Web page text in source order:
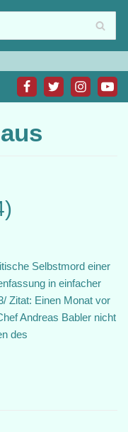
Selbstmord einer
in einfacher
Zitat: Einen Monat vor
Andreas Babler nicht
des